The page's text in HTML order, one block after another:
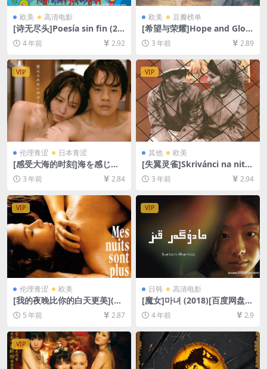
欧美 高清电影
[诗无尽头]Poesía sin fin (20
16)[百度网盘+夸克网盘+迅雷
云盘资源1080P超清未删减]
4 年前 2.92
欧美 豆瓣榜单
[希望与荣耀]Hope and Glory
(1987)[百度网盘+夸克网盘10
80P超清未删减资源][网盘在
英字幕]
3 年前 2.89
VIP
伦理青涩 日本青涩
[感受大海的时刻]海を感じる
時 (2014)[百度网盘+夸克网盘
1080P超清未删减资源][网盘
在线播放/下载][MP4/3.8GB]
[日语中字]
3 年前 2.84
VIP
其他 欧美
[失翼灵雀]Skrivánci na niti
(1969)[百度网盘+夸克网盘10
80P超清未删减资源][网盘在
线播放/下载][MP4/6GB][中文
字幕]
3 年前 2.94
VIP
伦理青涩 欧美
[我的夜晚比你的白天更美](19
89)[百度网盘+迅雷云盘资源1
080P超清未删减][MP4/6.6G
B][中英字幕]
5 年前 2.87
VIP
日韩 高清电影
[魔女]마녀 (2018)[百度网盘
+迅雷云盘资源1080P超清未
删减][MP4/7.9GB][韩语中字]
4 年前 2.9
VIP